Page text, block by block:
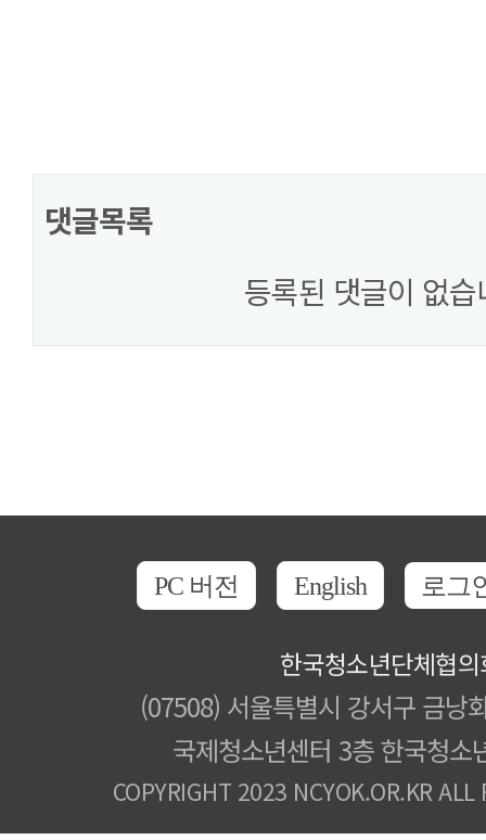
댓글목록
등록된 댓글이 없습
PC 버전 English 로그
한국청소년단체협
(07508) 서울특별시 강서구 금낭
국제청소년센터 3층 한국청소
COPYRIGHT 2023 NCYOK.OR.KR ALL